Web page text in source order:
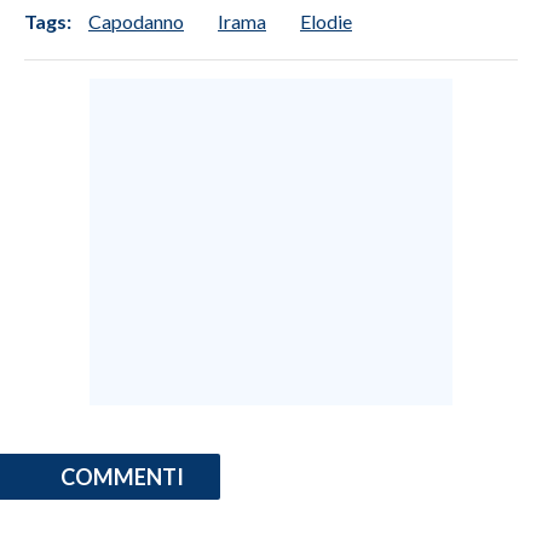
Tags: Capodanno Irama Elodie
COMMENTI